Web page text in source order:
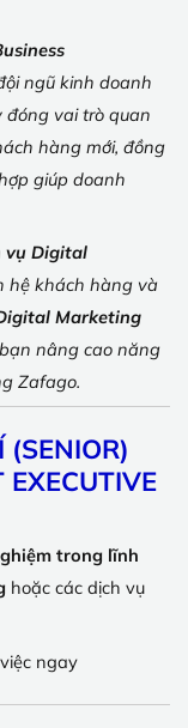
ngũ kinh doanh
đóng vai trò quan
hàng mới, đồng
giúp doanh
vụ Digital
hệ khách hàng và
Marketing
nâng cao năng
Zafago.
EXECUTIVE
trong lĩnh
hoặc các dịch vụ
ngay